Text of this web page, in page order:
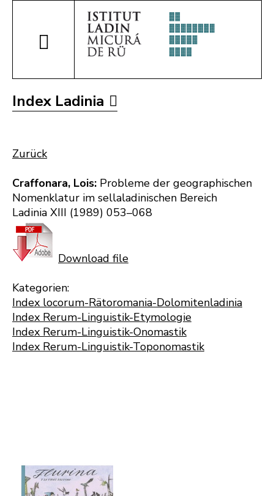
Index Ladinia
Zurück
Craffonara, Lois: Probleme der geographischen
Nomenklatur im sellaladinischen Bereich
Ladinia XIII (1989) 053–068
Download file
Kategorien:
Index locorum-Rätoromania-Dolomitenladinia
Index Rerum-Linguistik-Etymologie
Index Rerum-Linguistik-Onomastik
Index Rerum-Linguistik-Toponomastik